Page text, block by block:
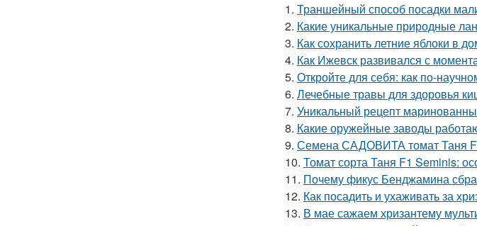
1. Траншейный способ посадки
2. Какие уникальные природные
3. Как сохранить летние яблоки в
4. Как Ижевск развивался с
5. Откройте для себя: как по-
6. Лечебные травы для здоровья
7. Уникальный рецепт
8. Какие оружейные заводы
9. Семена САДОВИТА томат Таня
10. Томат сорта Таня F1 Seminis:
11. Почему фикус Бенджамина
12. Как посадить и ухаживать за
13. В мае сажаем хризантему